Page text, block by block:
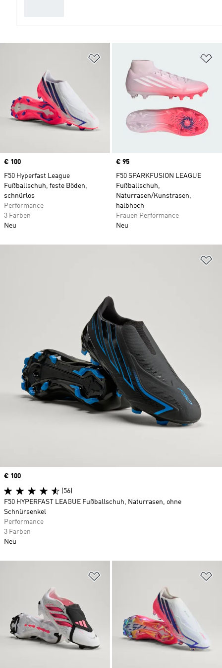
Price
€ 100
F50 Hyperfast League
Fußballschuh, feste Böden,
schnürlos
Performance
3 Farben
Neu
Price
€ 95
F50 SPARKFUSION LEAGUE
Fußballschuh,
Naturrasen/Kunstrasen,
halbhoch
Frauen Performance
Neu
Zur Wunschliste hinzufügen
Price
€ 100
(56)
F50 HYPERFAST LEAGUE Fußballschuh, Naturrasen, ohne
Schnürsenkel
Performance
3 Farben
Neu